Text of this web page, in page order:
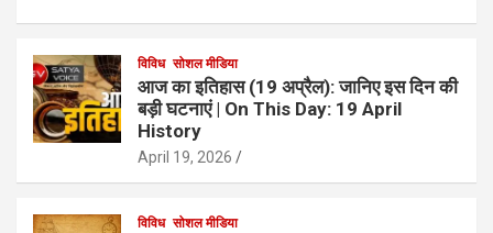
विविध सोशल मीडिया
आज का इतिहास (19 अप्रैल): जानिए इस दिन की
बड़ी घटनाएं | On This Day: 19 April
History
April 19, 2026
विविध सोशल मीडिया